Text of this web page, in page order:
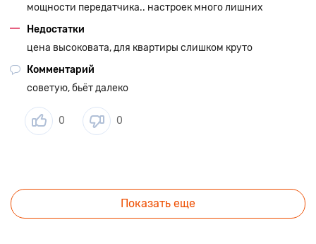
мощности передатчика.. настроек много лишних
Недостатки
цена высоковата, для квартиры слишком круто
Комментарий
советую, бьёт далеко
0 0
Показать еще